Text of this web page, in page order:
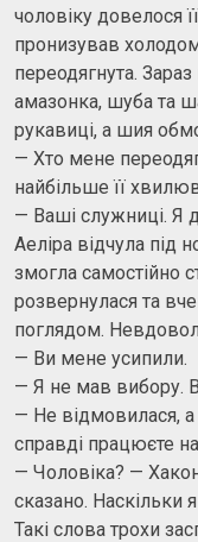
чоловіку довелося
пронизував
переодягнута.
амазонка, шуба та
рукавиці, а шия
— Хто мене
найбільше її
— Ваші служниці. Я
Аеліра відчула під
змогла самостійно
розвернулася та
поглядом.
— Ви мене усипили.
— Я не мав вибору.
— Не відмовилася,
справді працюєте
— Чоловіка? —
сказано. Наскільки
Такі слова трохи